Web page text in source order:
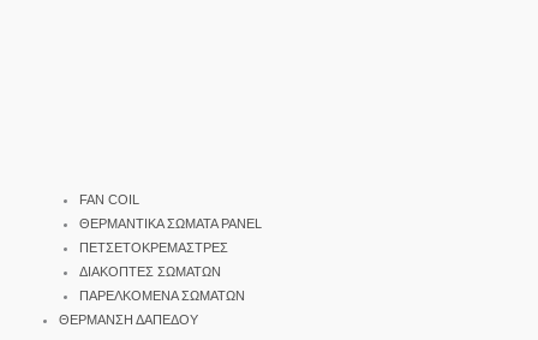
FAN COIL
ΘΕΡΜΑΝΤΙΚΑ ΣΩΜΑΤΑ PANEL
ΠΕΤΣΕΤΟΚΡΕΜΑΣΤΡΕΣ
ΔΙΑΚΟΠΤΕΣ ΣΩΜΑΤΩΝ
ΠΑΡΕΛΚΟΜΕΝΑ ΣΩΜΑΤΩΝ
ΘΕΡΜΑΝΣΗ ΔΑΠΕΔΟΥ